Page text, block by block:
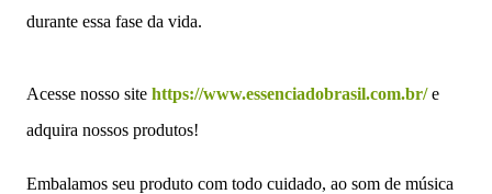
durante essa fase da vida.
Acesse nosso site https://www.essenciadobrasil.com.br/e
adquira nossos produtos!
Embalamos seu produto com todo cuidado, ao som de música